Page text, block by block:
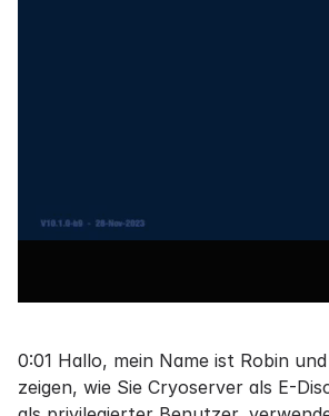
0:01 Hallo, mein Name ist Robin
zeigen, wie Sie Cryoserver als E-